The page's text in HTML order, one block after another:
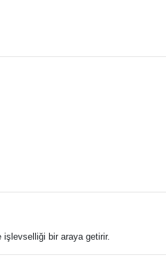
işlevselliği bir araya getirir.